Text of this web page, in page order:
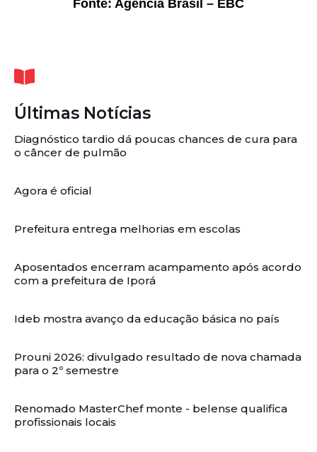
Fonte: Agência Brasil – EBC
Últimas Notícias
Diagnóstico tardio dá poucas chances de cura para
o câncer de pulmão
Agora é oficial
Prefeitura entrega melhorias em escolas
Aposentados encerram acampamento após acordo
com a prefeitura de Iporá
Ideb mostra avanço da educação básica no país
Prouni 2026: divulgado resultado de nova chamada
para o 2º semestre
Renomado MasterChef monte - belense qualifica
profissionais locais